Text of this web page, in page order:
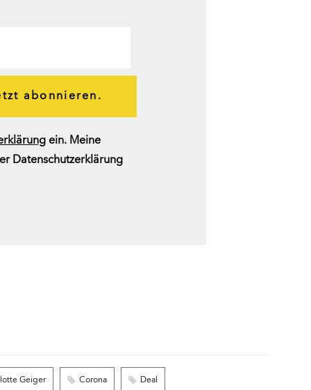
abonnieren.
ein. Meine
Datenschutzerklärung
Geiger Corona Deal